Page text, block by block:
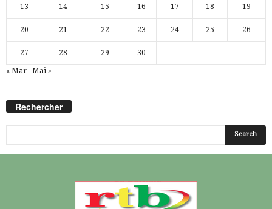
13 14 15 16 17 18 19
20 21 22 23 24 25 26
27 28 29 30
« Mar Mai »
Rechercher